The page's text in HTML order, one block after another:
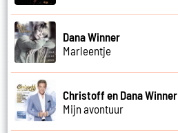
Dana Winner
Marleentje
Christoff en Dana Winner
Mijn avontuur